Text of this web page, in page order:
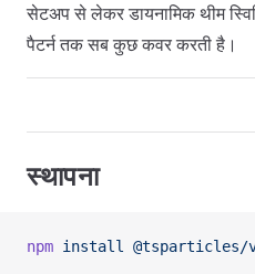
सेटअप से लेकर डायनामिक थीम
पैटर्न तक सब कुछ कवर करती है।
स्थापना
npm install @tsparticles/